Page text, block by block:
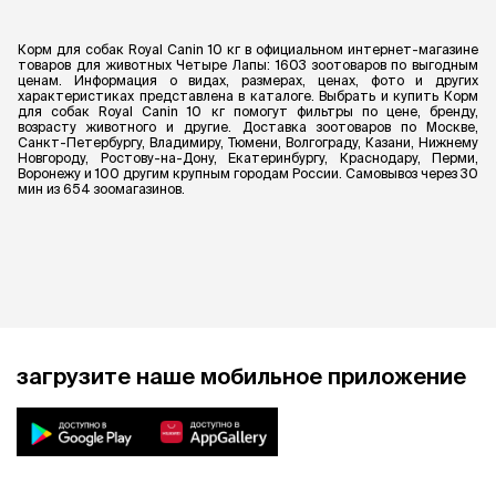
Корм для собак Royal Canin 10 кг в официальном интернет-магазине
товаров для животных Четыре Лапы: 1603 зоотоваров по выгодным
ценам. Информация о видах, размерах, ценах, фото и других
характеристиках представлена в каталоге. Выбрать и купить Корм
для собак Royal Canin 10 кг помогут фильтры по цене, бренду,
возрасту животного и другие. Доставка зоотоваров по Москве,
Санкт-Петербургу, Владимиру, Тюмени, Волгограду, Казани, Нижнему
Новгороду, Ростову-на-Дону, Екатеринбургу, Краснодару, Перми,
Воронежу и 100 другим крупным городам России. Самовывоз через 30
мин из 654 зоомагазинов.
загрузите наше мобильное приложение